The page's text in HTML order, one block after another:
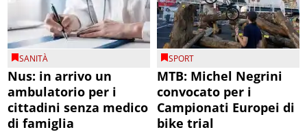
SANITÀ
Nus: in arrivo un
ambulatorio per i
cittadini senza medico
di famiglia
SPORT
MTB: Michel Negrini
convocato per i
Campionati Europei di
bike trial